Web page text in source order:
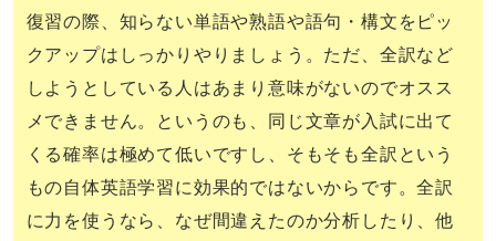
復習の際、知らない単語や熟語や語句・構文をピッ
クアップはしっかりやりましょう。ただ、全訳など
しようとしている人はあまり意味がないのでオスス
メできません。というのも、同じ文章が入試に出て
くる確率は極めて低いですし、そもそも全訳という
もの自体英語学習に効果的ではないからです。全訳
に力を使うなら、なぜ間違えたのか分析したり、他